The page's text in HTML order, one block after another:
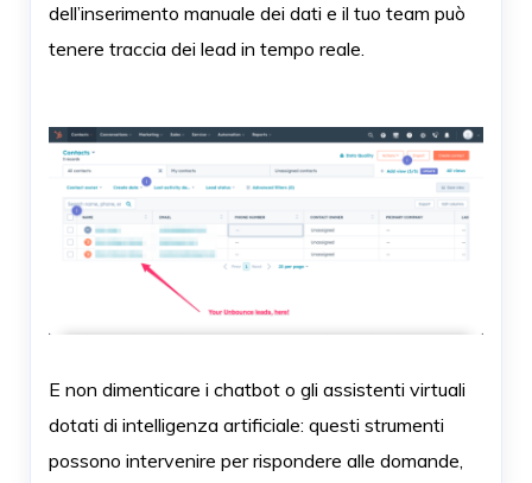
dell’inserimento manuale dei dati e il tuo team può
tenere traccia dei lead in tempo reale.
E non dimenticare i chatbot o gli assistenti virtuali
dotati di intelligenza artificiale: questi strumenti
possono intervenire per rispondere alle domande,